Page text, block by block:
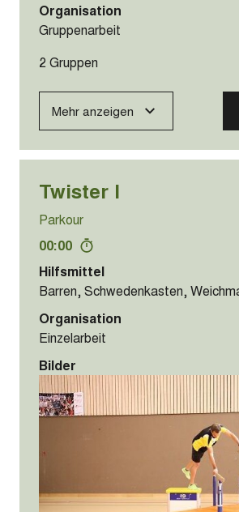
Organisation
Gruppenarbeit
2 Gruppen
Mehr anzeigen
Twister I
Parkour
00:00
Hilfsmittel
Barren, Schwedenkasten,
Organisation
Einzelarbeit
Bilder